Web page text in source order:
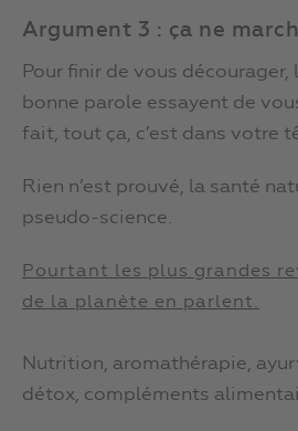
Argument 3 : ça ne
Pour finir de vous décourager,
bonne parole essayent de
fait, tout ça, c’est dans votre
Rien n’est prouvé, la santé
pseudo-science.
Pourtant les plus grandes
de la planète en parlent.
Nutrition, aromathérapie,
détox, compléments